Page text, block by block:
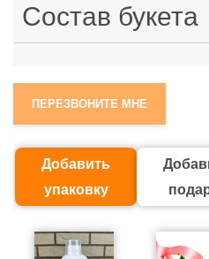
Состав букета
ПЕРЕЗВОНИТЕ МНЕ
Добавить
упаковку